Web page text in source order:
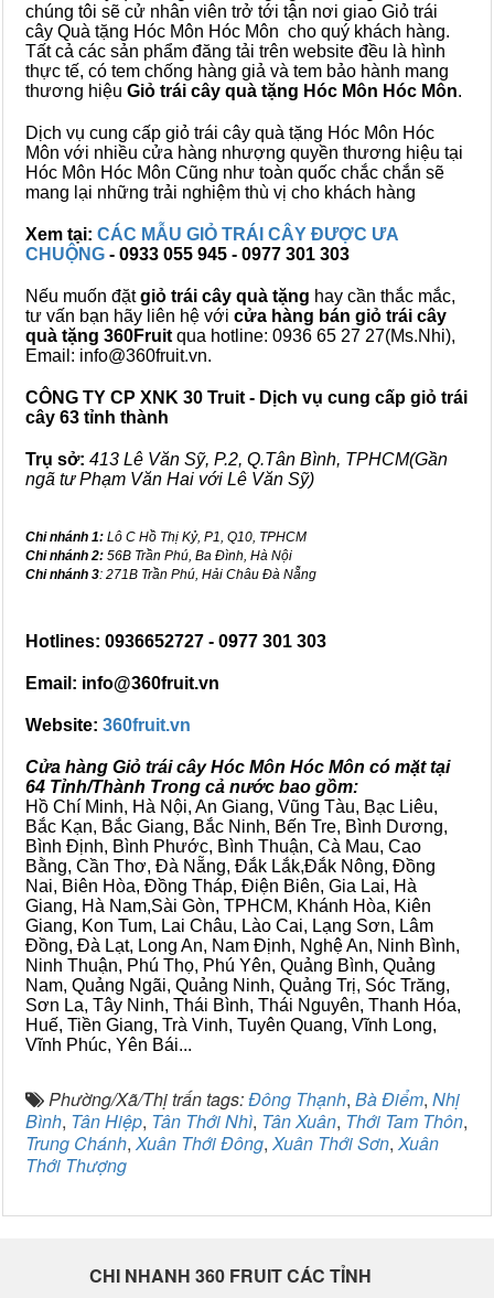
chúng tôi sẽ cử nhân viên trở tới tận nơi giao Giỏ trái
cây Quà tặng Hóc Môn Hóc Môn cho quý khách hàng.
Tất cả các sản phẩm đăng tải trên website đều là hình
thực tế, có tem chống hàng giả và tem bảo hành mang
thương hiệu Giỏ trái cây quà tặng Hóc Môn Hóc Môn.
Dịch vụ cung cấp giỏ trái cây quà tặng Hóc Môn Hóc
Môn với nhiều cửa hàng nhượng quyền thương hiệu tại
Hóc Môn Hóc Môn Cũng như toàn quốc chắc chắn sẽ
mang lại những trải nghiệm thù vị cho khách hàng
Xem tại: CÁC MẪU GIỎ TRÁI CÂY ĐƯỢC ƯA
CHUỘNG - 0933 055 945 - 0977 301 303
Nếu muốn đặtgiỏ trái cây quà tặng hay cần thắc mắc,
tư vấn bạn hãy liên hệ với cửa hàng bán giỏ trái cây
quà tặng 360Fruit qua hotline: 0936 65 27 27(Ms.Nhi),
Email: info@360fruit.vn.
CÔNG TY CP XNK 30 Truit - Dịch vụ cung cấp giỏ trái
cây 63 tỉnh thành
Trụ sở: 413 Lê Văn Sỹ, P.2, Q.Tân Bình, TPHCM(Gần
ngã tư Phạm Văn Hai với Lê Văn Sỹ)
Chi nhánh 1: Lô C Hồ Thị Kỷ, P1, Q10, TPHCM
Chi nhánh 2: 56B Trần Phú, Ba Đình, Hà Nội
Chi nhánh 3: 271B Trần Phú, Hải Châu Đà Nẵng
Hotlines: 0936652727 - 0977 301 303
Email: info@360fruit.vn
Website: 360fruit.vn
Cửa hàng Giỏ trái cây Hóc Môn Hóc Môn có mặt tại
64 Tỉnh/Thành Trong cả nước bao gồm:
Hồ Chí Minh, Hà Nội, An Giang, Vũng Tàu, Bạc Liêu,
Bắc Kạn, Bắc Giang, Bắc Ninh, Bến Tre, Bình Dương,
Bình Định, Bình Phước, Bình Thuận, Cà Mau, Cao
Bằng, Cần Thơ, Đà Nẵng, Đắk Lắk,Đắk Nông, Đồng
Nai, Biên Hòa, Đồng Tháp, Điện Biên, Gia Lai, Hà
Giang, Hà Nam,Sài Gòn, TPHCM, Khánh Hòa, Kiên
Giang, Kon Tum, Lai Châu, Lào Cai, Lạng Sơn, Lâm
Đồng, Đà Lạt, Long An, Nam Định, Nghệ An, Ninh Bình,
Ninh Thuận, Phú Thọ, Phú Yên, Quảng Bình, Quảng
Nam, Quảng Ngãi, Quảng Ninh, Quảng Trị, Sóc Trăng,
Sơn La, Tây Ninh, Thái Bình, Thái Nguyên, Thanh Hóa,
Huế, Tiền Giang, Trà Vinh, Tuyên Quang, Vĩnh Long,
Vĩnh Phúc, Yên Bái...
Phường/Xã/Thị trấn tags:Đông Thạnh, Bà Điểm, Nhị
Bình, Tân Hiệp, Tân Thới Nhì, Tân Xuân, Thới Tam Thôn,
Trung Chánh,Xuân Thới Đông,Xuân Thới Sơn,Xuân
Thới Thượng
CHI NHANH 360 FRUIT CÁC TỈNH